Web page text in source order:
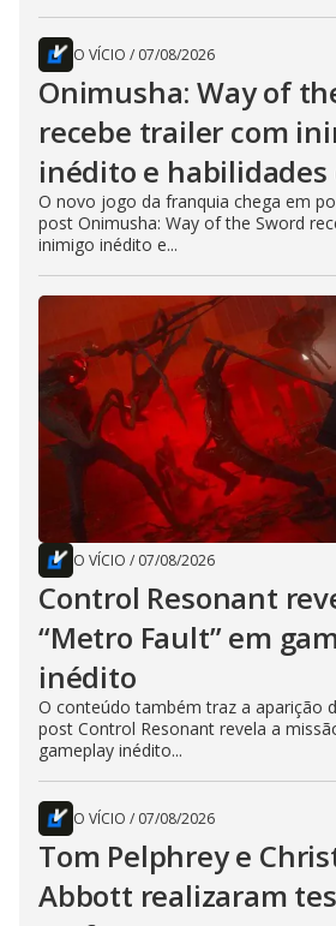
O VÍCIO / 07/08/2026
Onimusha: Way of
recebe trailer com
inédito e habilidades
O novo jogo da franquia chega em
post Onimusha: Way of the Sword
inimigo inédito e...
O VÍCIO / 07/08/2026
Control Resonant
“Metro Fault” em
inédito
O conteúdo também traz a aparição
post Control Resonant revela a
gameplay inédito...
O VÍCIO / 07/08/2026
Tom Pelphrey e
Abbott realizaram